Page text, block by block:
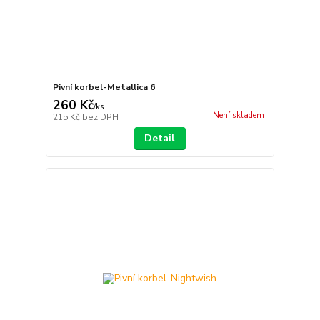
Pivní korbel-Metallica 6
260 Kč/ks
215 Kč bez DPH Není skladem
Detail